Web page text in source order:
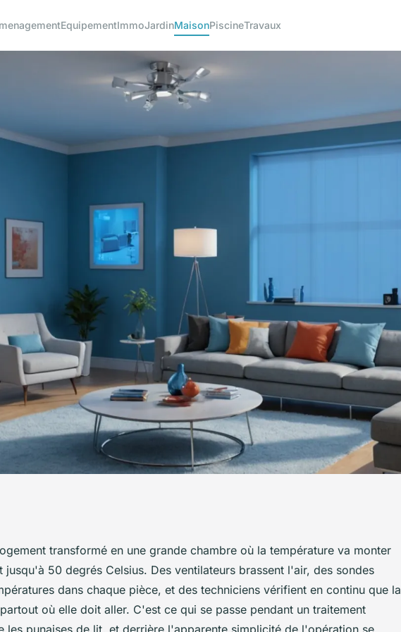
EquipementImmoJardinMaisonPiscineTravaux
thermique :
chasse aux
transformé en une grande chambre où la température va monter
jusqu'à 50 degrés Celsius. Des ventilateurs brassent l'air, des sondes
dans chaque pièce, et des techniciens vérifient en continu que la
où elle doit aller. C'est ce qui se passe pendant un traitement
les punaises de lit, et derrière l'apparente simplicité de l'opération se